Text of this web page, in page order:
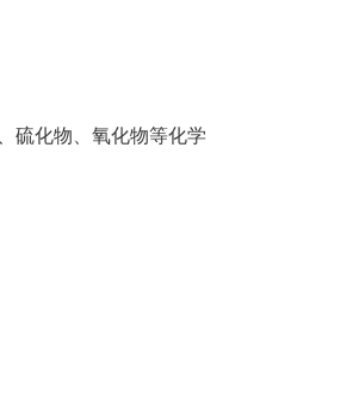
物、氧化物等化学